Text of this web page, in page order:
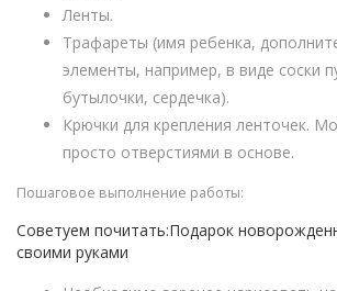
Ленты.
Трафареты (имя ребенка,
элементы, например, в виде соски
бутылочки, сердечка).
Крючки для крепления ленточек.
просто отверстиями в основе.
Пошаговое выполнение работы:
Советуем почитать:Подарок
своими руками